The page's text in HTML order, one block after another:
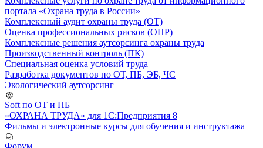
портала «Охрана труда в России»
Комплексный аудит охраны труда (ОТ)
Оценка профессиональных рисков (ОПР)
Комплексные решения аутсорсинга охраны труда
Производственный контроль (ПК)
Специальная оценка условий труда
Разработка документов по ОТ, ПБ, ЭБ, ЧС
Экологический аутсорсинг
Soft по ОТ и ПБ
«ОХРАНА ТРУДА» для 1С:Предприятия 8
Фильмы и электронные курсы для обучения и инструктажа
Форум